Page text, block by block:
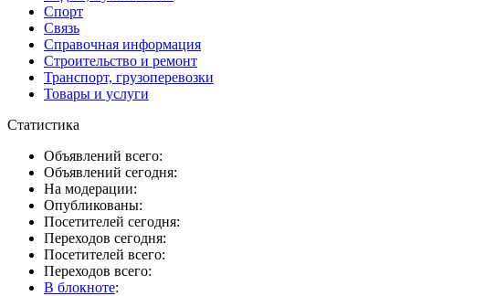
Спорт
Связь
Справочная информация
Строительство и ремонт
Транспорт, грузоперевозки
Товары и услуги
Статистика
Объявлений всего:
Объявлений сегодня:
На модерации:
Опубликованы:
Посетителей сегодня:
Переходов сегодня:
Посетителей всего:
Переходов всего:
В блокноте: